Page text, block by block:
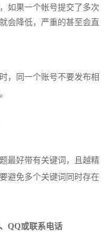
如果一个帐号提交了多次
会降低，严重的甚至会直
同一个账号不要发布相
好带有关键词，且越精
避免多个关键词同时存在
QQ或联系电话